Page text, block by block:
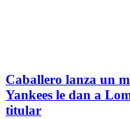
Caballero lanza un
Yankees le dan a
titular